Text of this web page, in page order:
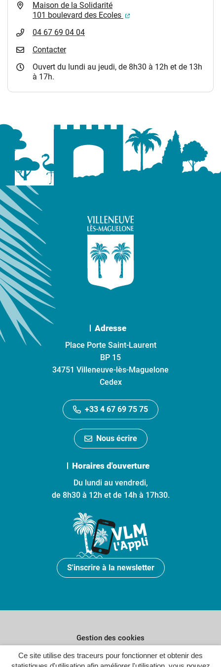
Ce site utilise des traceurs pour fonctionner et obtenir des
Maison de la Solidarité
101 boulevard des Ecoles
(ouverture dans un
04 67 69 04 04
Contacter
Ouvert du lundi au jeudi, de 8h30 à 12h et de 13h
à 17h.
Adresse
Place Porte Saint-Laurent
BP 15
34751 Villeneuve-lès-Maguelone
Cedex
+33 4 67 69 75 75
Nous écrire
Horaires d'ouverture
Du lundi au vendredi,
de 8h30 à 12h et de 14h à 17h30.
S'inscrire à la newsletter
Gestion des cookies
Plan du site